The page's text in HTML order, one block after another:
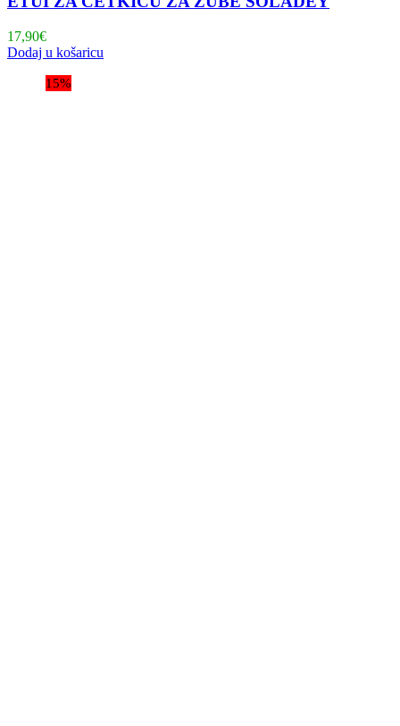
17,90€
Dodaj u košaricu
15%